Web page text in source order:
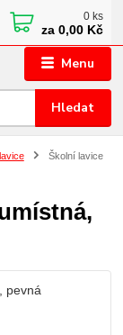
Menu
Hledat
0 ks
za 0,00 Kč
Školní lavice